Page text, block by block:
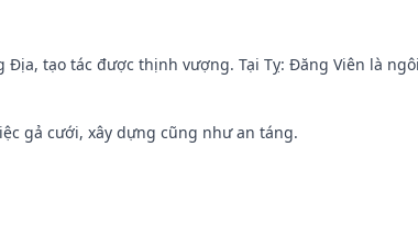
Địa, tạo tác được thịnh vượng. Tại Tỵ: Đăng Viên là
gả cưới, xây dựng cũng như an táng.